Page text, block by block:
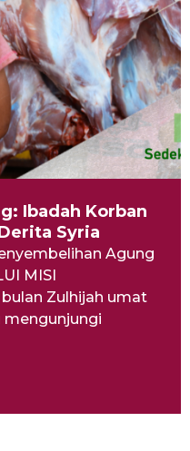
Ibadah Korban
Syria
Agung
MISI
Zulhijah umat
mengunjungi